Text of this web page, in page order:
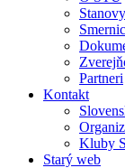
Stanovy
Partneri
Kontakt
Kluby
Starý web